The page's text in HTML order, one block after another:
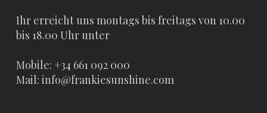
Ihr erreicht uns montags bis freitags von 10.00
bis 18.00 Uhr unter
Mobile: +34 661 092 000
Mail: info@frankiesunshine.com